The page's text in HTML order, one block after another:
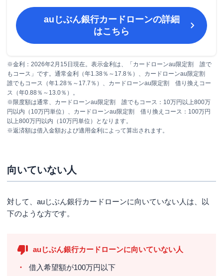
auじぶん銀行カードローンの詳細
はこちら
※金利：2026年2月15日現在。表示金利は、「カードローンau限定割 誰で
もコース」です。通常金利（年1.38％～17.8％）、カードローンau限定割
誰でもコース（年1.28％～17.7％）、カードローンau限定割 借り換えコー
ス（年0.88％～13.0％）。
※限度額は通常、カードローンau限定割 誰でもコース：10万円以上800万
円以内（10万円単位）、カードローンau限定割 借り換えコース：100万円
以上800万円以内（10万円単位）となります。
※返済額は借入金額および適用金利によって算出されます。
向いていない人
対して、auじぶん銀行カードローンに向いていない人は、以
下のような方です。
auじぶん銀行カードローンに向いていない人
借入希望額が100万円以下